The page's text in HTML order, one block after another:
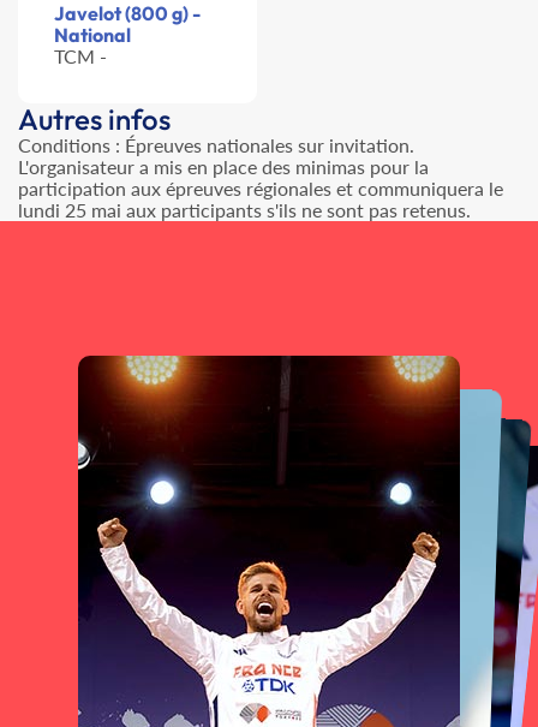
Javelot (800 g) -
National
TCM -
Autres infos
Conditions : Épreuves nationales sur invitation.
L'organisateur a mis en place des minimas pour la
participation aux épreuves régionales et communiquera le
lundi 25 mai aux participants s'ils ne sont pas retenus.